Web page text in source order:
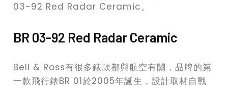
03-92 Red Radar Ceramic。
BR 03-92 Red Radar Ceramic
Bell & Ross有很多錶款都與航空有關，品牌的第
一款飛行錶BR 01於2005年誕生，設計取材自戰